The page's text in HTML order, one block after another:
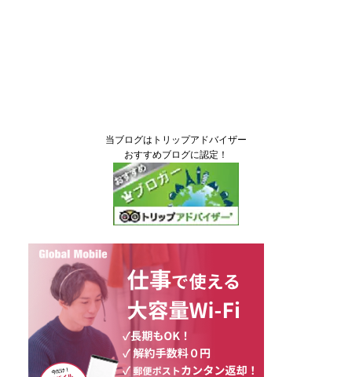
当ブログはトリップアドバイザー
おすすめブログに認定！